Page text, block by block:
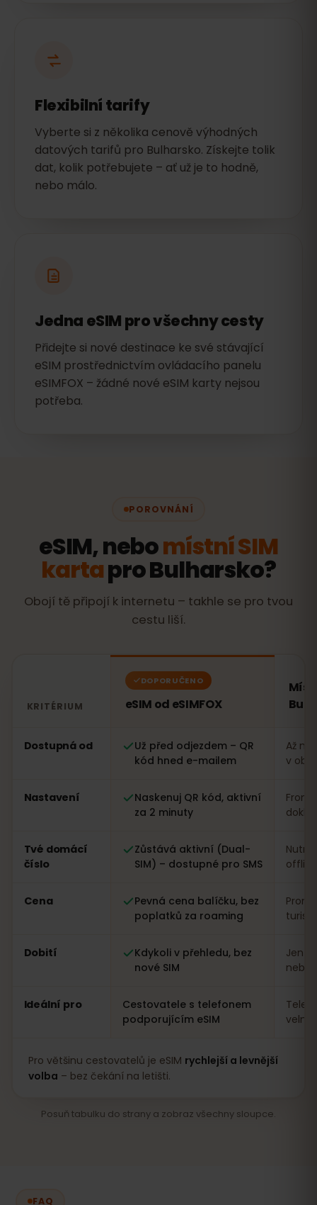
Flexibilní tarify
Vyberte si z několika cenově výhodných
datových tarifů pro Bulharsko. Získejte tolik
dat, kolik potřebujete – ať už je to hodně,
nebo málo.
Jedna eSIM pro všechny cesty
Přidejte si nové destinace ke své stávající
eSIM prostřednictvím ovládacího panelu
eSIMFOX – žádné nové eSIM karty nejsou
potřeba.
POROVNÁNÍ
eSIM, nebomístní SIM
kartapro Bulharsko?
Obojí tě připojí k internetu – takhle se pro tvou
cestu liší.
KRITÉRIUM
DOPORUČENO
eSIM od eSIMFOX
Dostupná od
Už před odjezdem – QR
kód hned e-mailem
Až
v
Nastavení
Naskenuj QR kód, aktivní
za 2 minuty
Tvé domácí
číslo
Zůstává aktivní (Dual-
SIM) – dostupné pro SMS
offline
Cena
Pevná cena balíčku, bez
poplatků za roaming
Dobití
Kdykoli v přehledu, bez
nové SIM
Jen
nebo
Ideální pro
Cestovatele s telefonem
podporujícím eSIM
velmi
Pro většinu cestovatelů je eSIM rychlejší a levnější
volba – bez čekání na letišti.
Posuň tabulku do strany a zobraz všechny sloupce.
FAQ